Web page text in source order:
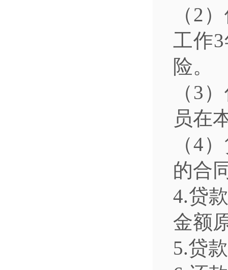
（2
工作
险。
（3
员在
（4
的合
4.贷
金额
5.贷